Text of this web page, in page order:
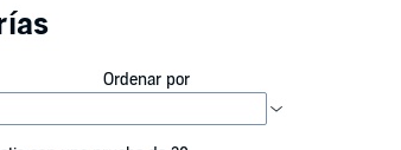
Ordenar por